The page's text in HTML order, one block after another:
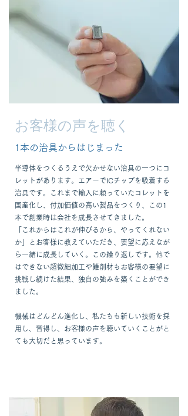
1本の治具からはじまった
半導体をつくるうえで欠かせない治具の一つにコ
レットがあります。エアーでICチップを吸着する
治具です。これまで輸入に頼っていたコレットを
国産化し、付加価値の高い製品をつくり、この1
本で創業時は会社を成長させてきました。
​「これからはこれが伸びるから、やってくれない
か」とお客様に教えていただき、要望に応えなが
ら一緒に成長していく。この繰り返しです。他で
はできない超微細加工や難削材もお客様の要望に
挑戦し続けた結果、独自の強みを築くことができ
ました。
機械はどんどん進化し、私たちも新しい技術を採
用し、習得し、お客様の声を聴いていくことがと
ても大切だと思っています。
​お客様の声を聴く